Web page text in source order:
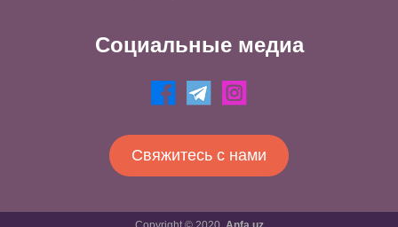
Социальные медиа
Свяжитесь с нами